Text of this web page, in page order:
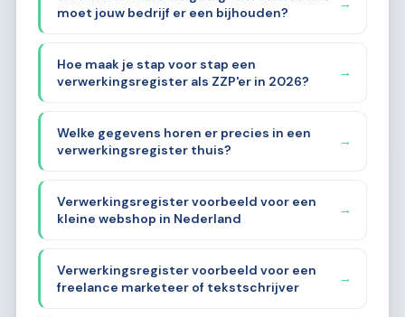
moet jouw bedrijf er een bijhouden?
→
Hoe maak je stap voor stap een
verwerkingsregister als ZZP'er in 2026?
→
Welke gegevens horen er precies in een
verwerkingsregister thuis?
→
Verwerkingsregister voorbeeld voor een
kleine webshop in Nederland
→
Verwerkingsregister voorbeeld voor een
freelance marketeer of tekstschrijver
→